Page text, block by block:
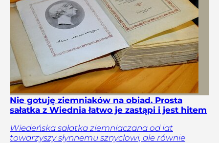
Nie gotuję ziemniaków na obiad. Prosta
sałatka z Wiednia łatwo je zastąpi i jest hitem
Wiedeńska sałatka ziemniaczana od lat
towarzyszy słynnemu sznyclowi, ale równie